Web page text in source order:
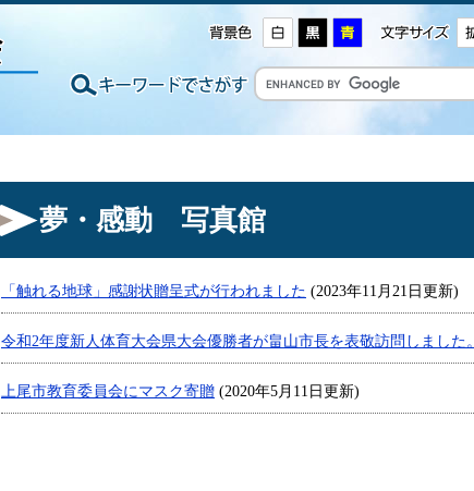
夢・感動 写真館
「触れる地球」感謝状贈呈式が行われました (2023年11月21日更新)
令和2年度新人体育大会県大会優勝者が畠山市長を表敬訪問しました。
上尾市教育委員会にマスク寄贈 (2020年5月11日更新)